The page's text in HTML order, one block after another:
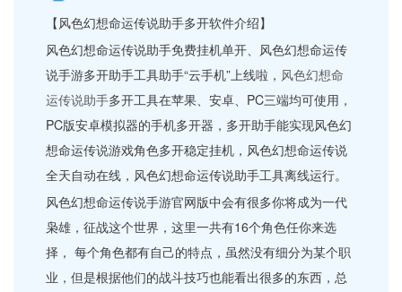
【风色幻想命运传说助手多开软件介绍】
风色幻想命运传说助手免费挂机单开、风色幻想命运传
说手游多开助手工具助手“云手机”上线啦， 风色幻想命
运传说助手多开工具在苹果、安卓、PC三端均可使用，
PC版安卓模拟器的手机多开器，多开助手能实现风色幻
想命运传说游戏角色多开稳定挂机，风色幻想命运传说
全天自动在线，风色幻想命运传说助手工具离线运行。
风色幻想命运传说手游官网版中会有很多你将成为一代
枭雄，征战这个世界，这里一共有16个角色任你来选
择， 每个角色都有自己的特点，虽然没有细分为某个职
业，但是根据他们的战斗技巧也能看出很多的东西，总